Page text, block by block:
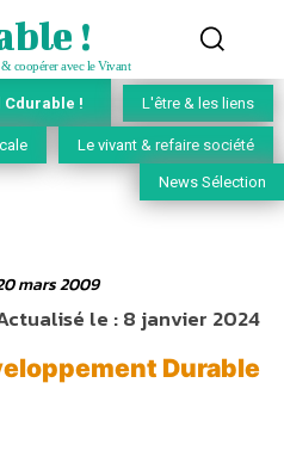
!
coopérer avec le Vivant
Cdurable ! L'être & les liens
Le vivant & refaire société
News Sélection
mars 2009
le :8 janvier 2024
Durable